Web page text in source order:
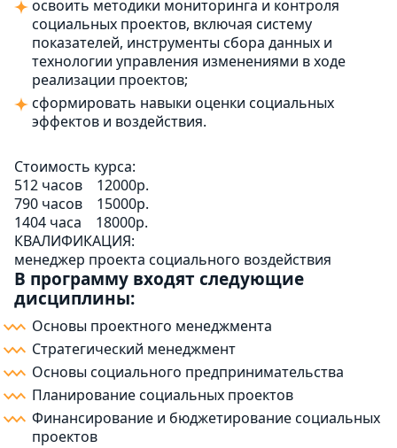
освоить методики мониторинга и контроля
социальных проектов, включая систему
показателей, инструменты сбора данных и
технологии управления изменениями в ходе
реализации проектов;
сформировать навыки оценки социальных
эффектов и воздействия.
Стоимость курса:
512 часов
12000р.
790 часов
15000р.
1404 часа
18000р.
КВАЛИФИКАЦИЯ:
менеджер проекта социального воздействия
В программу входят следующие
дисциплины:
Основы проектного менеджмента
Стратегический менеджмент
Основы социального предпринимательства
Планирование социальных проектов
Финансирование и бюджетирование социальных
проектов